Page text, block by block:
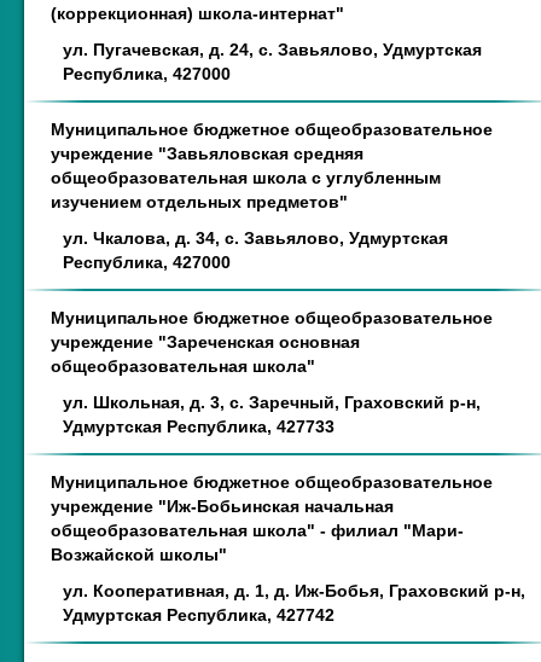
(коррекционная) школа-интернат"
ул. Пугачевская, д. 24, с. Завьялово, Удмуртская
Республика, 427000
Муниципальное бюджетное общеобразовательное
учреждение "Завьяловская средняя
общеобразовательная школа с углубленным
изучением отдельных предметов"
ул. Чкалова, д. 34, с. Завьялово, Удмуртская
Республика, 427000
Муниципальное бюджетное общеобразовательное
учреждение "Зареченская основная
общеобразовательная школа"
ул. Школьная, д. 3, с. Заречный, Граховский р-н,
Удмуртская Республика, 427733
Муниципальное бюджетное общеобразовательное
учреждение "Иж-Бобьинская начальная
общеобразовательная школа" - филиал "Мари-
Возжайской школы"
ул. Кооперативная, д. 1, д. Иж-Бобья, Граховский р-н,
Удмуртская Республика, 427742